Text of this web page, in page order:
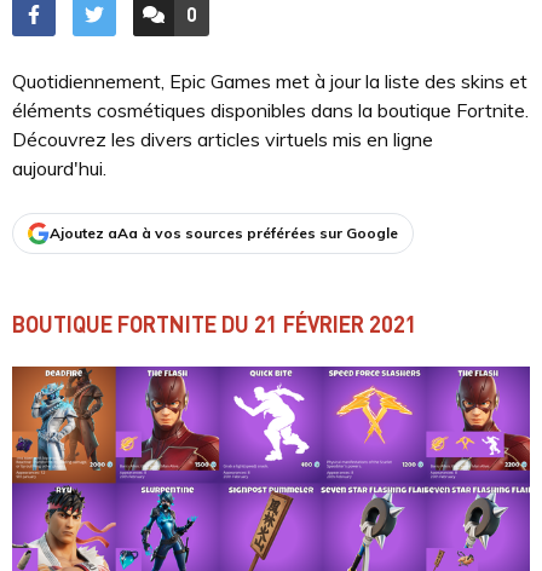
ACCÉDER AUX
0
COMMENTAIRES
Quotidiennement, Epic Games met à jour la liste des skins et
éléments cosmétiques disponibles dans la boutique Fortnite.
Découvrez les divers articles virtuels mis en ligne
aujourd'hui.
Ajoutez aAa à vos sources préférées sur Google
BOUTIQUE FORTNITE DU 21 FÉVRIER 2021